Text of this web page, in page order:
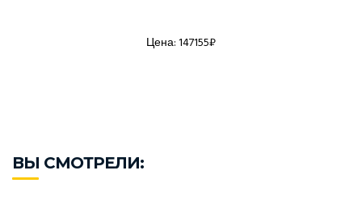
Цена: 147155₽
ВЫ СМОТРЕЛИ: